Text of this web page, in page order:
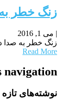
زنگ خطر
| می 1, 2016
زنگ خطر به صدا درآمده؟سال گذشته با وجود
Read More
navigation
نوشته‌های تازه